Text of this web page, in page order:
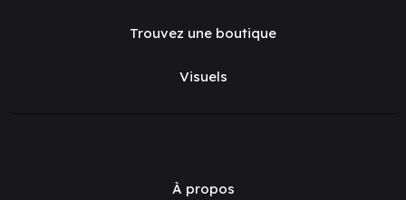
Trouvez une boutique
Visuels
À propos